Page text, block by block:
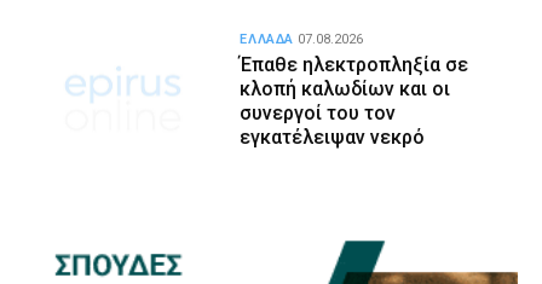
Έπαθε ηλεκτροπληξία σε
κλοπή καλωδίων και οι
συνεργοί του τον
εγκατέλειψαν νεκρό
ΕΛΛΑΔΑ 07.08.2026